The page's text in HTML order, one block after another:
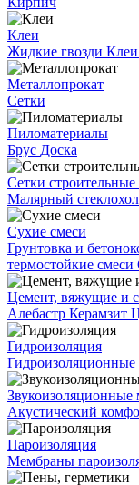
Клеи
Жидкие гвозди Клеи
Металлопрокат
Сетки
Пиломатериалы
Брус Доска
Сетки строительные
Малярный
Сухие смеси
Грунтовка и
термостойкие смеси
Цемент, вяжущие и
Алебастр Керамзит
Гидроизоляция
Гидроизоляционные
Звукоизоляционные
Акустический
Пароизоляция
Мембраны